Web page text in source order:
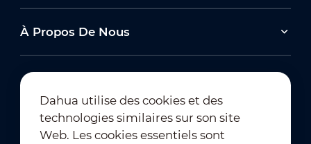
À Propos De Nous
Abonnement à la newsletter
Dahua utilise des cookies et des
technologies similaires sur son site
Web. Les cookies essentiels sont